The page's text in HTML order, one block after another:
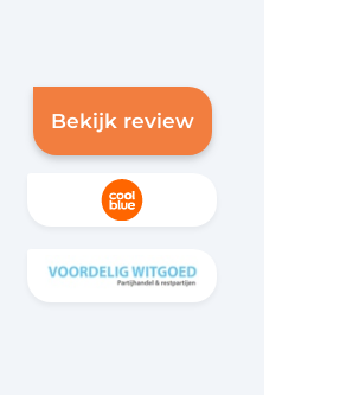
Bekijk review